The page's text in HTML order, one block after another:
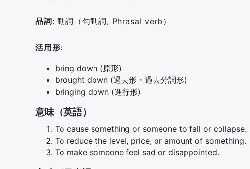
品詞: 動詞（句動詞, Phrasal verb）
活用形:
bring down (原形)
brought down (過去形・過去分詞形)
bringing down (進行形)
意味（英語）
To cause something or someone to fall or collapse.
To reduce the level, price, or amount of something.
To make someone feel sad or disappointed.